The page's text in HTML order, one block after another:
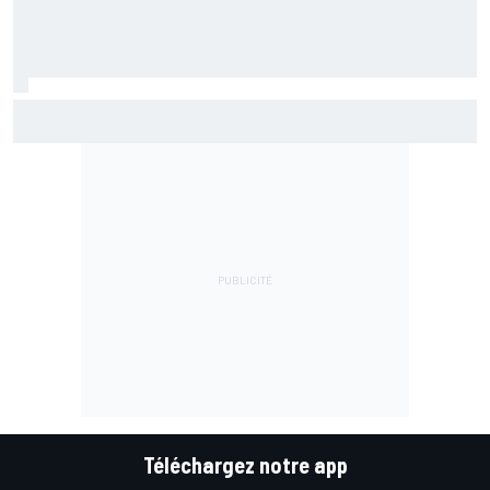
Téléchargez notre app